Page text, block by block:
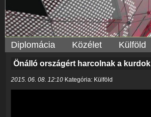
Diplomácia Közélet Külföld
Önálló országért harcolnak a kurdok
2015. 06. 08. 12:10 Kategória: Külföld